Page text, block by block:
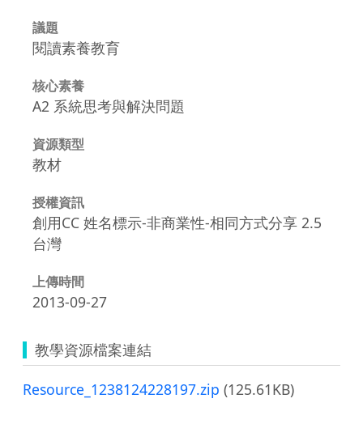
議題
閱讀素養教育
核心素養
A2 系統思考與解決問題
資源類型
教材
授權資訊
創用CC 姓名標示-非商業性-相同方式分享 2.5
台灣
上傳時間
2013-09-27
教學資源檔案連結
Resource_1238124228197.zip (125.61KB)